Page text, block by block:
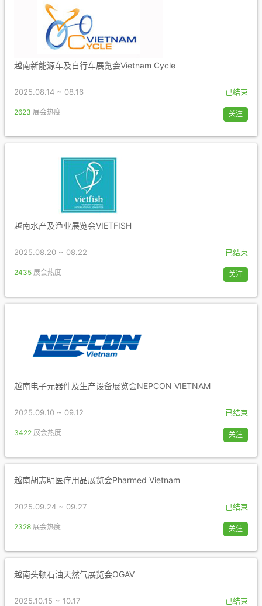
越南新能源车及自行车展览会Vietnam Cycle
2025.08.14 ~ 08.16 已结束
2623 展会热度 关注
越南水产及渔业展览会VIETFISH
2025.08.20 ~ 08.22 已结束
2435 展会热度 关注
越南电子元器件及生产设备展览会NEPCON VIETNAM
2025.09.10 ~ 09.12 已结束
3422 展会热度 关注
越南胡志明医疗用品展览会Pharmed Vietnam
2025.09.24 ~ 09.27 已结束
2328 展会热度 关注
越南头顿石油天然气展览会OGAV
2025.10.15 ~ 10.17 已结束